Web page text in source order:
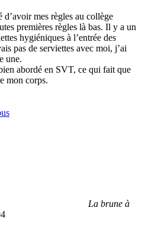
d’avoir mes règles au collège
premières règles là bas. Il y a un
hygiéniques à l’entrée des
pas de serviettes avec moi, j’ai
une.
abordé en SVT, ce qui fait que
mon corps.
La brune à